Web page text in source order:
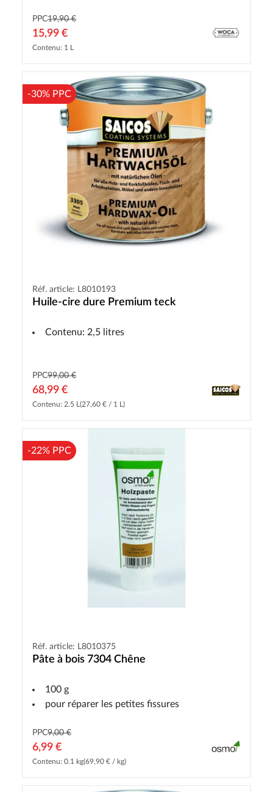
PPC19,90 €
15,99 €
Contenu: 1 L
-30% PPC
Réf. article: L8010193
Huile-cire dure Premium teck
Contenu: 2,5 litres
PPC99,00 €
68,99 €
Contenu: 2.5 L (27,60 € / 1 L)
-22% PPC
Réf. article: L8010375
Pâte à bois 7304 Chêne
100 g
pour réparer les petites fissures
PPC9,00 €
6,99 €
Contenu: 0.1 kg(69,90 € / kg)